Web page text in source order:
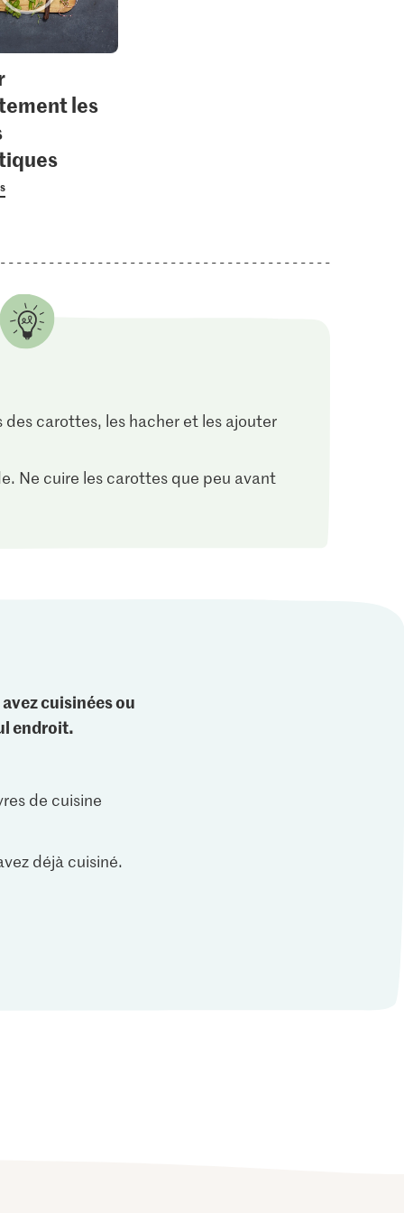
les
carottes, les hacher et les ajouter
Ne cuire les carottes que peu avant
cuisinées ou
endroit.
de cuisine
déjà cuisiné.